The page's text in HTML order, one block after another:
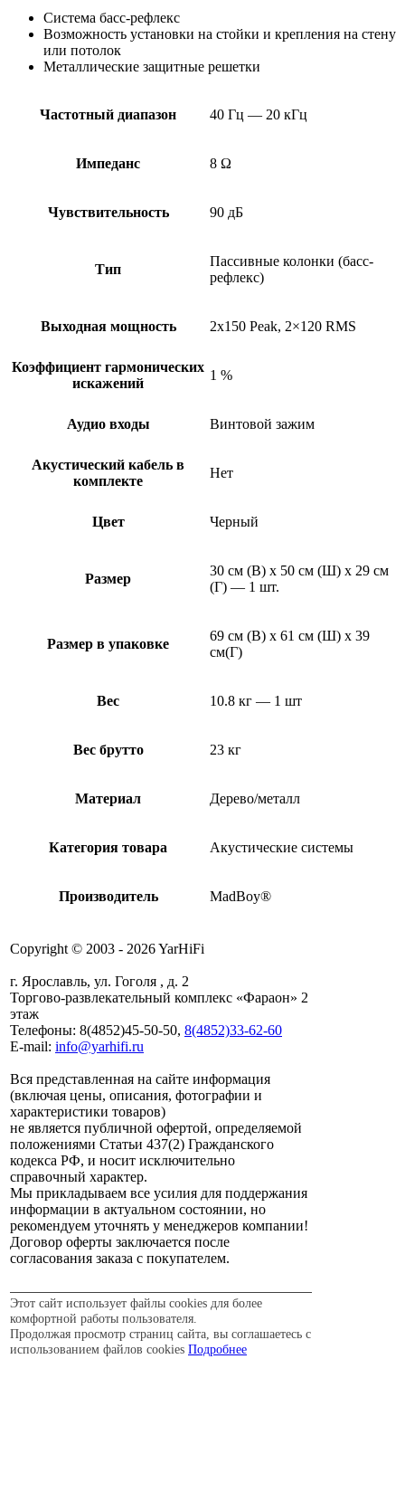
Система басс-рефлекс
Возможность установки на стойки и крепления на стену
или потолок
Металлические защитные решетки
Частотный диапазон 40 Гц — 20 кГц
Импеданс 8 Ω
Чувствительность 90 дБ
Тип
Пассивные колонки (басс-
рефлекс)
Выходная мощность 2х150 Peak, 2×120 RMS
Коэффициент гармонических
искажений
1 %
Аудио входы Винтовой зажим
Акустический кабель в
комплекте
Нет
Цвет Черный
Размер
30 см (В) х 50 см (Ш) x 29 см
(Г) — 1 шт.
Размер в упаковке
69 см (В) х 61 см (Ш) х 39
см(Г)
Вес 10.8 кг — 1 шт
Вес брутто 23 кг
Материал Дерево/металл
Категория товара Акустические системы
Производитель MadBoy®
Copyright © 2003 - 2026 YarHiFi
г. Ярославль, ул. Гоголя , д. 2
Торгово-развлекательный комплекс «Фараон» 2
этаж
Телефоны: 8(4852)45-50-50, 8(4852)33-62-60
E-mail: info@yarhifi.ru
Вся представленная на сайте информация
(включая цены, описания, фотографии и
характеристики товаров)
не является публичной офертой, определяемой
положениями Статьи 437(2) Гражданского
кодекса РФ, и носит исключительно
справочный характер.
Мы прикладываем все усилия для поддержания
информации в актуальном состоянии, но
рекомендуем уточнять у менеджеров компании!
Договор оферты заключается после
согласования заказа с покупателем.
Этот сайт использует файлы cookies для более
комфортной работы пользователя.
Продолжая просмотр страниц сайта, вы соглашаетесь с
использованием файлов cookies Подробнее